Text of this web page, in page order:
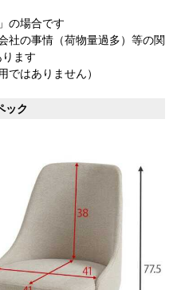
の場合です
社の事情（荷物量過多）等の関
ます
ではありません）
ック